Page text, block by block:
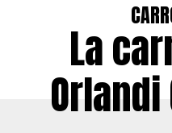
La